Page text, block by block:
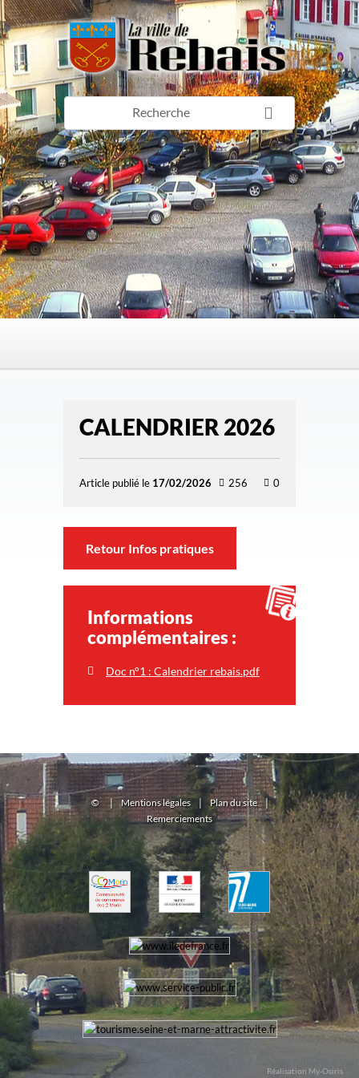
CALENDRIER 2026
Article publié le 17/02/2026 256 0
Retour Infos pratiques
Informations
complémentaires :
Doc n°1 : Calendrier rebais.pdf
© | Mentions légales Plan du site |
Remerciements
Réalisation My-Osiris